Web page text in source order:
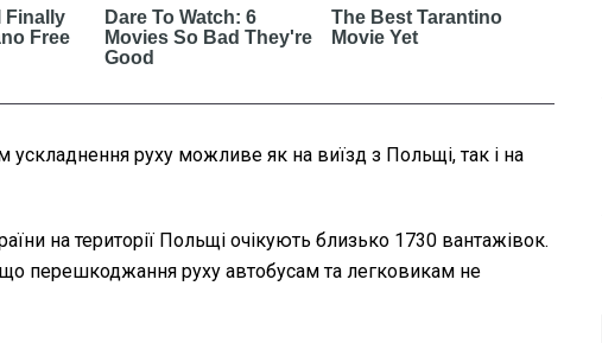
ускладнення руху можливе як на виїзд з Польщі, так і на
на території Польщі очікують близько 1730 вантажівок.
що перешкоджання руху автобусам та легковикам не